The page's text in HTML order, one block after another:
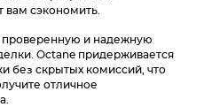
вам сэкономить.
проверенную и надежную
Octane придерживается
без скрытых комиссий, что
отличное